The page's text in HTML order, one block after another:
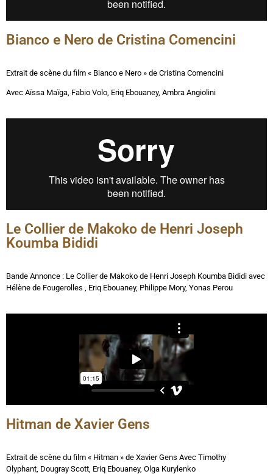
Bianco e Nero de Cristina Comencini
Extrait de scène du film « Bianco e Nero » de Cristina Comencini
Avec Aïssa Maïga, Fabio Volo, Eriq Ebouaney, Ambra Angiolini
Le Collier de Makoko de Henri Joseph
Koumba Bididi
Bande Annonce : Le Collier de Makoko de Henri Joseph Koumba Bididi avec
Hélène de Fougerolles , Eriq Ebouaney, Philippe Mory, Yonas Perou
Hitman de Xavier Gens
Extrait de scène du film « Hitman » de Xavier Gens Avec Timothy
Olyphant, Dougray Scott, Eriq Ebouaney, Olga Kurylenko